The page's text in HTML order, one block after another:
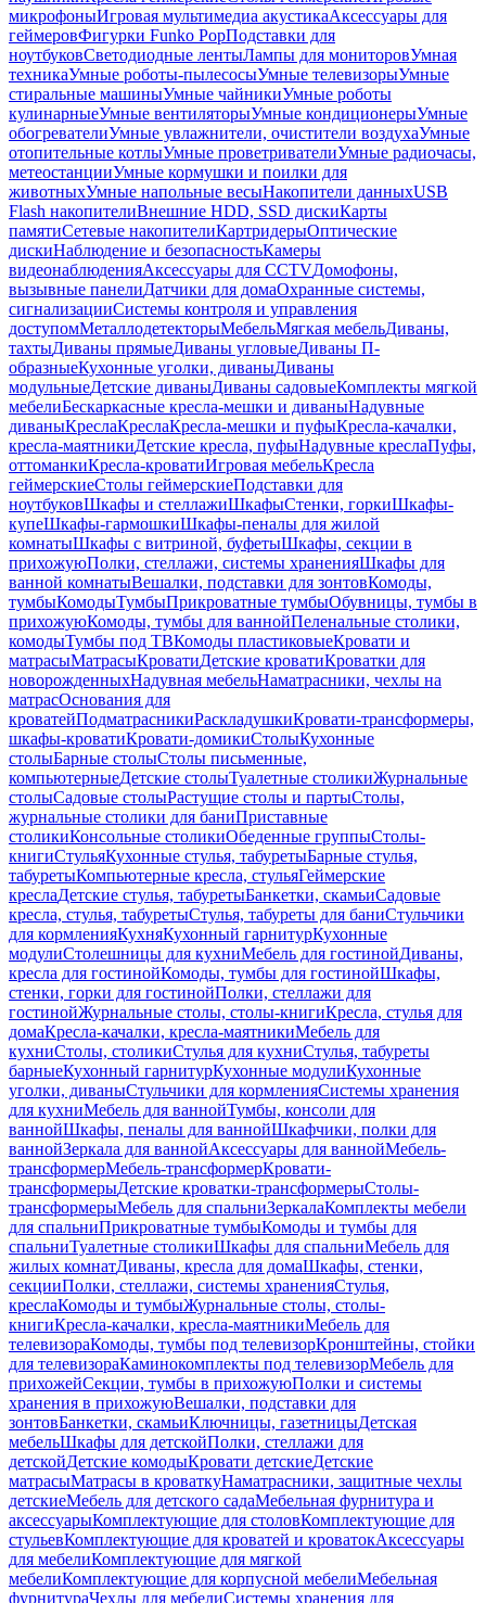
микрофоныИгровая мультимедиа акустикаАксессуары для
геймеровФигурки Funko PopПодставки для
ноутбуковСветодиодные лентыЛампы для мониторовУмная
техникаУмные роботы-пылесосыУмные телевизорыУмные
стиральные машиныУмные чайникиУмные роботы
кулинарныеУмные вентиляторыУмные кондиционерыУмные
обогревателиУмные увлажнители, очистители воздухаУмные
отопительные котлыУмные проветривателиУмные радиочасы,
метеостанцииУмные кормушки и поилки для
животныхУмные напольные весыНакопители данныхUSB
Flash накопителиВнешние HDD, SSD дискиКарты
памятиСетевые накопителиКартридерыОптические
дискиНаблюдение и безопасностьКамеры
видеонаблюденияАксессуары для CCTVДомофоны,
вызывные панелиДатчики для домаОхранные системы,
сигнализацииСистемы контроля и управления
доступомМеталлодетекторыМебельМягкая мебельДиваны,
тахтыДиваны прямыеДиваны угловыеДиваны П-
образныеКухонные уголки, диваныДиваны
модульныеДетские диваныДиваны садовыеКомплекты мягкой
мебелиБескаркасные кресла-мешки и диваныНадувные
диваныКреслаКреслаКресла-мешки и пуфыКресла-качалки,
кресла-маятникиДетские кресла, пуфыНадувные креслаПуфы,
оттоманкиКресла-кроватиИгровая мебельКресла
геймерскиеСтолы геймерскиеПодставки для
ноутбуковШкафы и стеллажиШкафыСтенки, горкиШкафы-
купеШкафы-гармошкиШкафы-пеналы для жилой
комнатыШкафы с витриной, буфетыШкафы, секции в
прихожуюПолки, стеллажи, системы храненияШкафы для
ванной комнатыВешалки, подставки для зонтовКомоды,
тумбыКомодыТумбыПрикроватные тумбыОбувницы, тумбы в
прихожуюКомоды, тумбы для ваннойПеленальные столики,
комодыТумбы под ТВКомоды пластиковыеКровати и
матрасыМатрасыКроватиДетские кроватиКроватки для
новорожденныхНадувная мебельНаматрасники, чехлы на
матрасОснования для
кроватейПодматрасникиРаскладушкиКровати-трансформеры,
шкафы-кроватиКровати-домикиСтолыКухонные
столыБарные столыСтолы письменные,
компьютерныеДетские столыТуалетные столикиЖурнальные
столыСадовые столыРастущие столы и партыСтолы,
журнальные столики для баниПриставные
столикиКонсольные столикиОбеденные группыСтолы-
книгиСтульяКухонные стулья, табуретыБарные стулья,
табуретыКомпьютерные кресла, стульяГеймерские
креслаДетские стулья, табуретыБанкетки, скамьиСадовые
кресла, стулья, табуретыСтулья, табуреты для баниСтульчики
для кормленияКухняКухонный гарнитурКухонные
модулиСтолешницы для кухниМебель для гостинойДиваны,
кресла для гостинойКомоды, тумбы для гостинойШкафы,
стенки, горки для гостинойПолки, стеллажи для
гостинойЖурнальные столы, столы-книгиКресла, стулья для
домаКресла-качалки, кресла-маятникиМебель для
кухниСтолы, столикиСтулья для кухниСтулья, табуреты
барныеКухонный гарнитурКухонные модулиКухонные
уголки, диваныСтульчики для кормленияСистемы хранения
для кухниМебель для ваннойТумбы, консоли для
ваннойШкафы, пеналы для ваннойШкафчики, полки для
ваннойЗеркала для ваннойАксессуары для ваннойМебель-
трансформерМебель-трансформерКровати-
трансформерыДетские кроватки-трансформерыСтолы-
трансформерыМебель для спальниЗеркалаКомплекты мебели
для спальниПрикроватные тумбыКомоды и тумбы для
спальниТуалетные столикиШкафы для спальниМебель для
жилых комнатДиваны, кресла для домаШкафы, стенки,
секцииПолки, стеллажи, системы храненияСтулья,
креслаКомоды и тумбыЖурнальные столы, столы-
книгиКресла-качалки, кресла-маятникиМебель для
телевизораКомоды, тумбы под телевизорКронштейны, стойки
для телевизораКаминокомплекты под телевизорМебель для
прихожейСекции, тумбы в прихожуюПолки и системы
хранения в прихожуюВешалки, подставки для
зонтовБанкетки, скамьиКлючницы, газетницыДетская
мебельШкафы для детскойПолки, стеллажи для
детскойДетские комодыКровати детскиеДетские
матрасыМатрасы в кроваткуНаматрасники, защитные чехлы
детскиеМебель для детского садаМебельная фурнитура и
аксессуарыКомплектующие для столовКомплектующие для
стульевКомплектующие для кроватей и кроватокАксессуары
для мебелиКомплектующие для мягкой
мебелиКомплектующие для корпусной мебелиМебельная
фурнитураЧехлы для мебелиСистемы хранения для